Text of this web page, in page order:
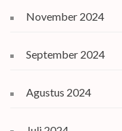
November 2024
September 2024
Agustus 2024